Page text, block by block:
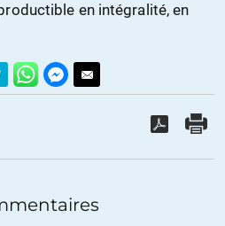
en intégralité, en